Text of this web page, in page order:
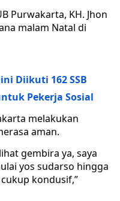
Purwakarta, KH. Jhon
malam Natal di
Diikuti 162 SSB
Pekerja Sosial
melakukan
aman.
gembira ya, saya
yos sudarso hingga
kondusif,”